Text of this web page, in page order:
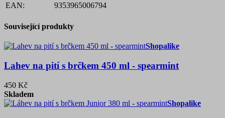
EAN:
9353965006794
Související produkty
Shopalike
Lahev na pití s brčkem 450 ml - spearmint
450 Kč
Skladem
Shopalike